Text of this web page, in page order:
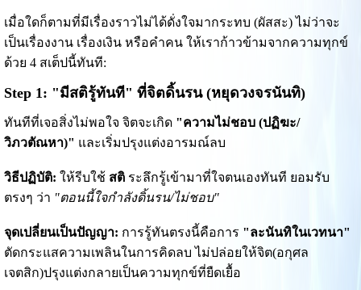
เมื่อใดก็ตามที่มีเรื่องราวไม่ได้ดั่งใจมากระทบ (ผัสสะ) ไม่ว่าจะ
เป็นเรื่องงาน เรื่องเงิน หรือคำคน ให้เราก้าวข้ามจากความทุกข์
ด้วย 4 สเต็ปนี้ทันที:
Step 1: "มีสติรู้ทันที" ที่จิตดิ้นรน (หยุดวงจรนันทิ)
ทันทีที่เจอสิ่งไม่พอใจ จิตจะเกิด "ความไม่ชอบ (ปฏิฆะ/
วิภวตัณหา)" และเริ่มปรุงแต่งอารมณ์ลบ
วิธีปฏิบัติ: ให้รีบใช้ สติระลึกรู้เข้ามาที่ใจตนเองทันที ยอมรับ
ตรงๆ ว่า "ตอนนี้ใจกำลังดิ้นรน/ไม่ชอบ"
จุดเปลี่ยนเป็นปัญญา: การรู้ทันตรงนี้คือการ "ละนันทิในเวทนา"
ตัดกระแสความเพลินในการคิดลบ ไม่ปล่อยให้จิต(อกุศล
เจตสิก)ปรุงแต่งกลายเป็นความทุกข์ที่ยืดเยื้อ